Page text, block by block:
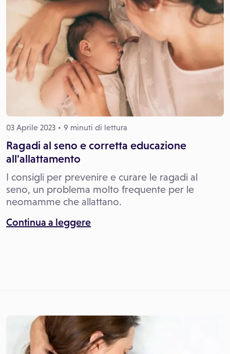
03 Aprile 2023 9 minuti di lettura
Ragadi al seno e corretta educazione
all'allattamento
I consigli per prevenire e curare le ragadi al
seno, un problema molto frequente per le
neomamme che allattano.
Continua a leggere